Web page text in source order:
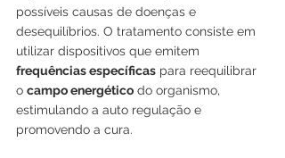
possíveis causas de doenças e
desequilíbrios. O tratamento consiste em
utilizar dispositivos que emitem
frequências específicas para reequilibrar
o campo energético do organismo,
estimulando a auto regulação e
promovendo a cura.